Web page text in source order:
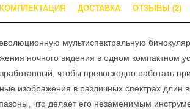
КОМПЛЕКТАЦИЯ ДОСТАВКА ОТЗЫВЫ (2)
мультиспектральную
ночного видения в одном компактном
чтобы превосходно работать
изображения в различных спектрах
что делает его незаменимым